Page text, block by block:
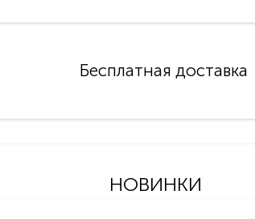
Бесплатная доставка
НОВИНКИ